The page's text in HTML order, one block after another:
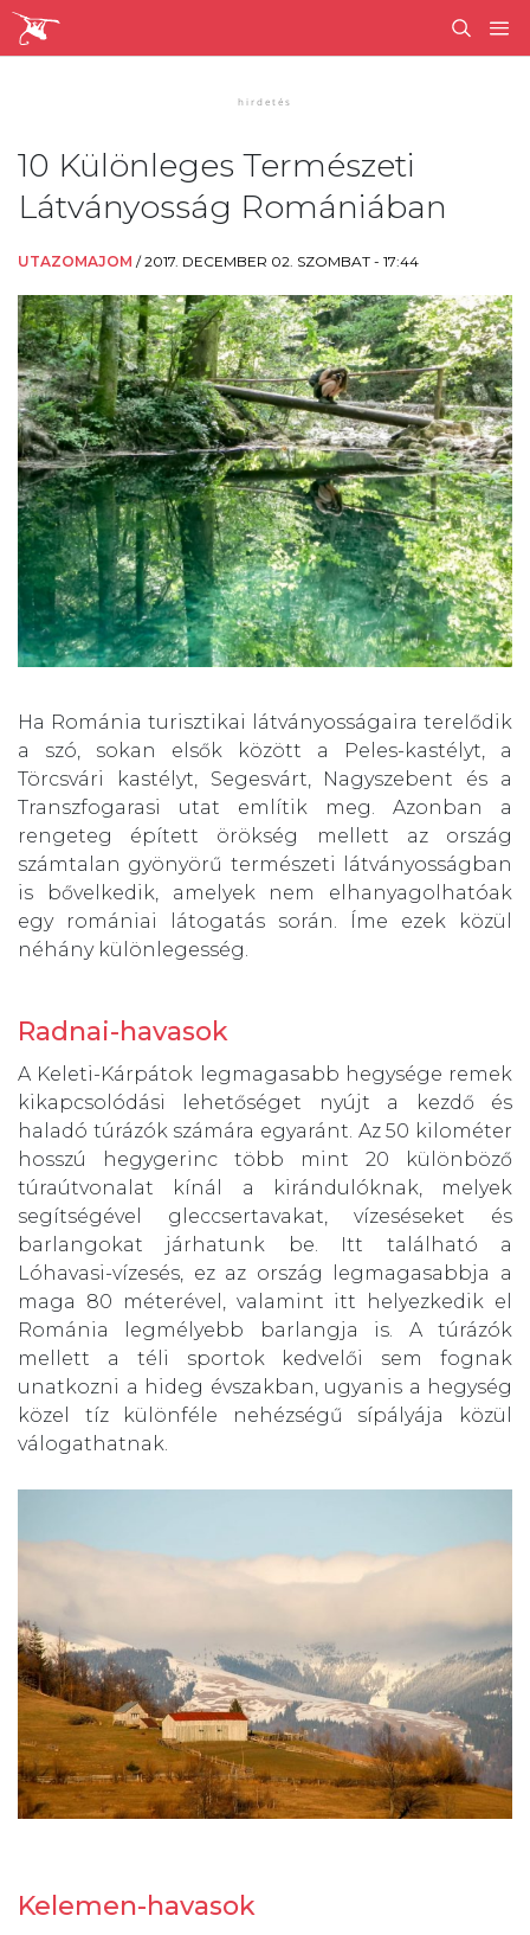
10 Különleges Természeti
Látványosság Romániában
UTAZOMAJOM /2017. DECEMBER 02. SZOMBAT - 17:44
Ha Románia turisztikai látványosságaira terelődik
a szó, sokan elsők között a Peles-kastélyt, a
Törcsvári kastélyt, Segesvárt, Nagyszebent és a
Transzfogarasi utat említik meg. Azonban a
rengeteg épített örökség mellett az ország
számtalan gyönyörű természeti látványosságban
is bővelkedik, amelyek nem elhanyagolhatóak
egy romániai látogatás során. Íme ezek közül
néhány különlegesség.
Radnai-havasok
A Keleti-Kárpátok legmagasabb hegysége remek
kikapcsolódási lehetőséget nyújt a kezdő és
haladó túrázók számára egyaránt. Az 50 kilométer
hosszú hegygerinc több mint 20 különböző
túraútvonalat kínál a kirándulóknak, melyek
segítségével gleccsertavakat, vízeséseket és
barlangokat járhatunk be. Itt található a
Lóhavasi-vízesés, ez az ország legmagasabbja a
maga 80 méterével, valamint itt helyezkedik el
Románia legmélyebb barlangja is. A túrázók
mellett a téli sportok kedvelői sem fognak
unatkozni a hideg évszakban, ugyanis a hegység
közel tíz különféle nehézségű sípályája közül
válogathatnak.
Kelemen-havasok